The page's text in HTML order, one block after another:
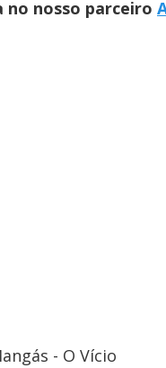
nosso parceiro
- O Vício